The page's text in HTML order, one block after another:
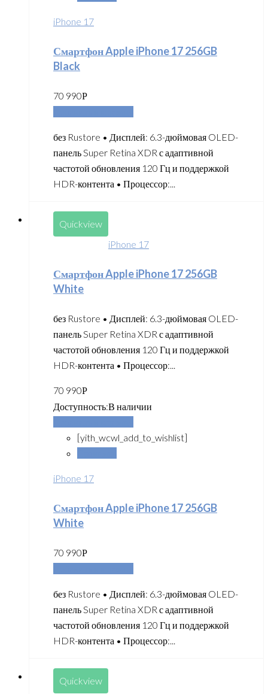
iPhone 17
Смартфон Apple iPhone 17 256GB
Black
70 990Р
без Rustore • Дисплей: 6.3-дюймовая OLED-
панель Super Retina XDR с адаптивной
частотой обновления 120 Гц и поддержкой
HDR-контента • Процессор:...
Quickview
iPhone 17
Смартфон Apple iPhone 17 256GB
White
без Rustore • Дисплей: 6.3-дюймовая OLED-
панель Super Retina XDR с адаптивной
частотой обновления 120 Гц и поддержкой
HDR-контента • Процессор:...
70 990Р
Доступность:В наличии
[yith_wcwl_add_to_wishlist]
iPhone 17
Смартфон Apple iPhone 17 256GB
White
70 990Р
без Rustore • Дисплей: 6.3-дюймовая OLED-
панель Super Retina XDR с адаптивной
частотой обновления 120 Гц и поддержкой
HDR-контента • Процессор:...
Quickview